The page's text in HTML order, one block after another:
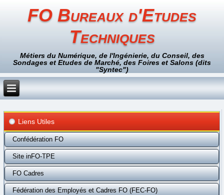
FO Bureaux d'Etudes
Techniques
Métiers du Numérique, de l'Ingénierie, du Conseil, des
Sondages et Etudes de Marché, des Foires et Salons (dits
"Syntec")
Liens Utiles
Confédération FO
Site inFO-TPE
FO Cadres
Fédération des Employés et Cadres FO (FEC-FO)